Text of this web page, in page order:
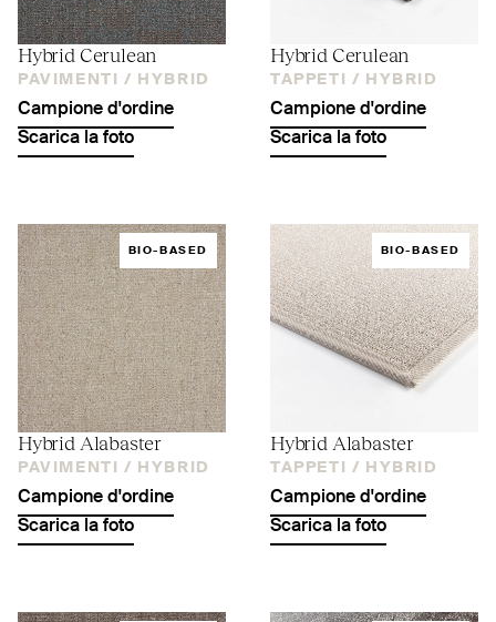
Hybrid Cerulean
PAVIMENTI / HYBRID
Campione d'ordine
Scarica la foto
Hybrid Cerulean
TAPPETI / HYBRID
Campione d'ordine
Scarica la foto
BIO-BASED
Hybrid Alabaster
PAVIMENTI / HYBRID
Campione d'ordine
Scarica la foto
BIO-BASED
Hybrid Alabaster
TAPPETI / HYBRID
Campione d'ordine
Scarica la foto